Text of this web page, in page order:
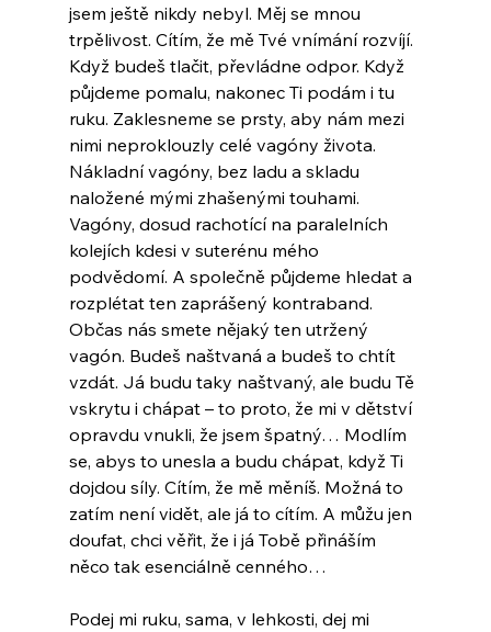
jsem ještě nikdy nebyl. Měj se mnou
trpělivost. Cítím, že mě Tvé vnímání rozvíjí.
Když budeš tlačit, převládne odpor. Když
půjdeme pomalu, nakonec Ti podám i tu
ruku. Zaklesneme se prsty, aby nám mezi
nimi neproklouzly celé vagóny života.
Nákladní vagóny, bez ladu a skladu
naložené mými zhašenými touhami.
Vagóny, dosud rachotící na paralelních
kolejích kdesi v suterénu mého
podvědomí. A společně půjdeme hledat a
rozplétat ten zaprášený kontraband.
Občas nás smete nějaký ten utržený
vagón. Budeš naštvaná a budeš to chtít
vzdát. Já budu taky naštvaný, ale budu Tě
vskrytu i chápat – to proto, že mi v dětství
opravdu vnukli, že jsem špatný… Modlím
se, abys to unesla a budu chápat, když Ti
dojdou síly. Cítím, že mě měníš. Možná to
zatím není vidět, ale já to cítím. A můžu jen
doufat, chci věřit, že i já Tobě přináším
něco tak esenciálně cenného…
Podej mi ruku, sama, v lehkosti, dej mi